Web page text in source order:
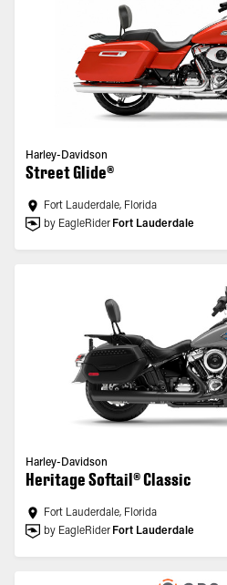
Harley-Davidson
Street Glide®
Fort Lauderdale, Florida
by EagleRider Fort Lauderdale
Harley-Davidson
Heritage Softail® Classic
Fort Lauderdale, Florida
by EagleRider Fort Lauderdale